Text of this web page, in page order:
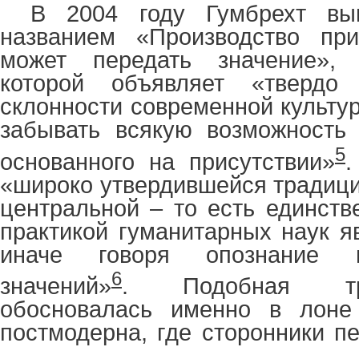
В 2004 году Гумбрехт
названием «Производство
может передать значение»,
которой объявляет «твердо
склонности современной
забывать всякую
основанного на присутствии»5.
«широко утвердившейся
центральной – то есть
практикой гуманитарных наук
иначе говоря опознание
значений»6. Подобная
обосновалась именно в
постмодерна, где сторонники